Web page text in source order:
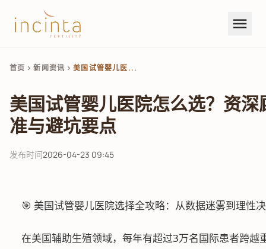
menu
首页 chevron_right新闻资讯 chevron_right美国试管婴儿医...
美国试管婴儿医院怎么选？资深
准与避坑要点
发布时间2026-04-23 09:45
🎯 美国试管婴儿医院选择全攻略：从数据迷雾到理性
在美国辅助生殖领域，每年有超过3万名国际患者跨越